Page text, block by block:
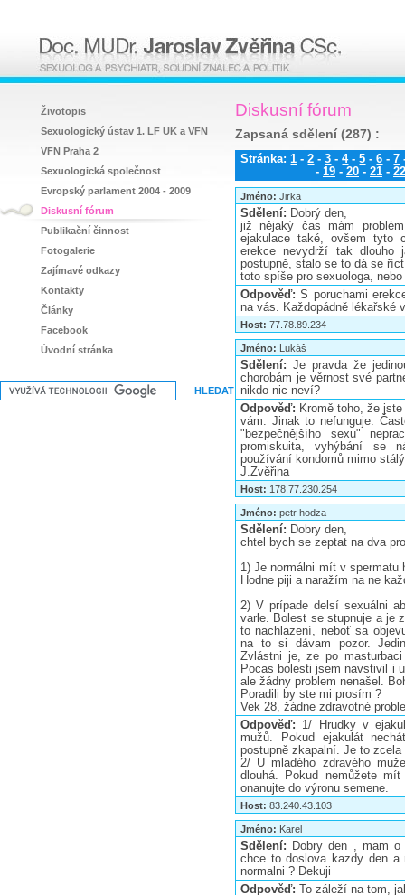
Diskusní fórum
Zapsaná sdělení (287) :
Stránka:1 -2 -3 -4-5 -6 -7
- 19 - 20 - 21 - 22
Jméno: Jirka
Sdělení: Dobrý den,
již nějaký čas mám
ejakulace také, ovšem tyto
erekce nevydrží tak dlouho
postupně, stalo se to dá se
toto spíše pro sexuologa,
Odpověď:S poruchami
na vás. Každopádně lékařské
Host: 77.78.89.234
Jméno: Lukáš
Sdělení: Je pravda že
chorobám je věrnost své
nikdo nic neví?
Odpověď: Kromě toho, že
vám. Jinak to nefunguje.
"bezpečnějšího sexu"
promiskuita, vyhýbání se
používání kondomů mimo
J.Zvěřina
Host: 178.77.230.254
Jméno: petr hodza
Sdělení: Dobry den,
chtel bych se zeptat na dva
1) Je normálni mít v
Hodne piji a naražím na ne
2) V prípade delsí sexuálni
varle. Bolest se stupnuje a je
to nachlazení, neboť sa
na to si dávam pozor.
Zvlástni je, ze po
Pocas bolesti jsem navstivil i
ale žádny problem nenašel.
Poradili by ste mi prosím ?
Vek 28, žádne zdravotné
Odpověď: 1/ Hrudky v
mužů. Pokud ejakulát
postupně zkapalní. Je to
2/ U mladého zdravého
dlouhá. Pokud nemůžete
onanujte do výronu semene.
Host: 83.240.43.103
Jméno: Karel
Sdělení:
Dobry den , mam
chce to doslova kazdy den
normalni ? Dekuji
Odpověď:
To záleží na tom,
Životopis
Sexuologický ústav 1. LF UK a VFN
VFN Praha 2
Sexuologická společnost
Evropský parlament 2004 - 2009
Diskusní fórum
Publikační činnost
Fotogalerie
Zajímavé odkazy
Kontakty
Články
Facebook
Úvodní stránka